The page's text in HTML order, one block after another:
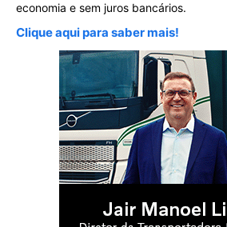
economia e sem juros bancários.
Clique aqui para saber mais!